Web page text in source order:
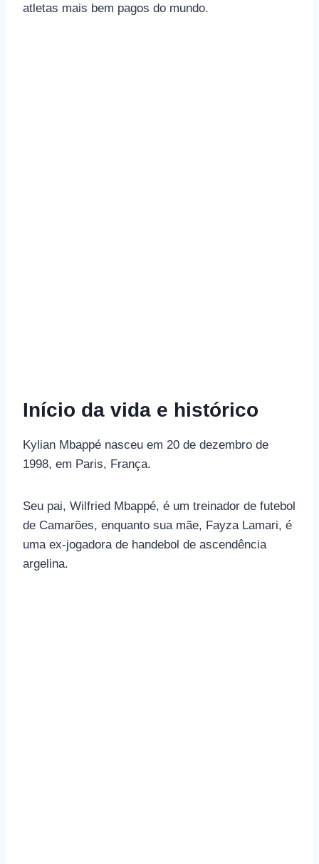
atletas mais bem pagos do mundo.
Início da vida e histórico
Kylian Mbappé nasceu em 20 de dezembro de
1998, em Paris, França.
Seu pai, Wilfried Mbappé, é um treinador de futebol
de Camarões, enquanto sua mãe, Fayza Lamari, é
uma ex-jogadora de handebol de ascendência
argelina.